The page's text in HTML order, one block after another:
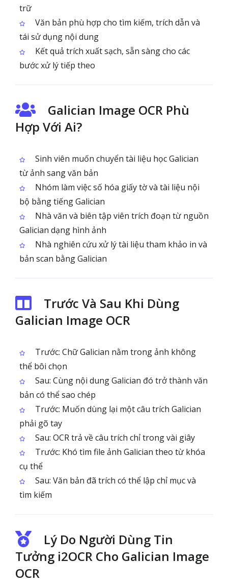
trữ
Văn bản phù hợp cho tìm kiếm, trích dẫn và
tái sử dụng nội dung
Kết quả trích xuất sạch, sẵn sàng cho các
bước xử lý tiếp theo
Galician Image OCR Phù
Hợp Với Ai?
Sinh viên muốn chuyển tài liệu học Galician
từ ảnh sang văn bản
Nhóm làm việc số hóa giấy tờ và tài liệu nội
bộ bằng tiếng Galician
Nhà văn và biên tập viên trích đoạn từ nguồn
Galician dạng hình ảnh
Nhà nghiên cứu xử lý tài liệu tham khảo in và
bản scan bằng Galician
Trước Và Sau Khi Dùng
Galician Image OCR
Trước: Chữ Galician nằm trong ảnh không
thể bôi chọn
Sau: Cùng nội dung Galician đó trở thành văn
bản có thể sao chép
Trước: Muốn dùng lại một câu trích Galician
phải gõ tay
Sau: OCR trả về câu trích chỉ trong vài giây
Trước: Khó tìm file ảnh Galician theo từ khóa
cụ thể
Sau: Văn bản đã trích có thể lập chỉ mục và
tìm kiếm
Lý Do Người Dùng Tin
Tưởng i2OCR Cho Galician Image
OCR